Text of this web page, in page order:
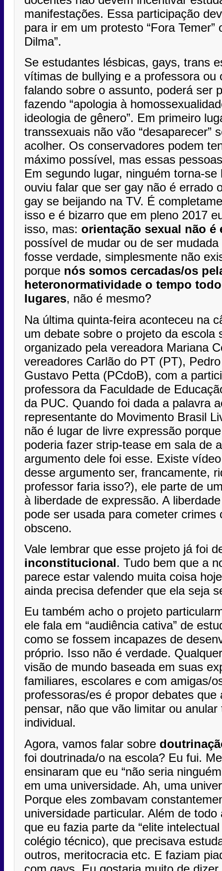
manifestações. Essa participação
para ir em um protesto “Fora Temer”
Dilma”.
Se estudantes lésbicas, gays, trans
vítimas de bullying e a professora ou
falando sobre o assunto, poderá ser
fazendo “apologia à
ideologia de gênero”. Em primeiro
transsexuais não vão “desaparecer”
acolher. Os conservadores podem
máximo possível, mas essas
Em segundo lugar, ninguém torna-
ouviu falar que ser gay não é errado
gay se beijando na TV. É
isso e é bizarro que em pleno 2017
isso, mas: orientação sexual não é
possível de mudar ou de ser
fosse verdade, simplesmente não
porque nós somos cercadas/os
heteronormatividade o tempo
lugares, não é mesmo?
Na última quinta-feira aconteceu na
um debate sobre o projeto da escola
organizado pela vereadora Mariana
vereadores Carlão do PT (PT),
Gustavo Petta (PCdoB), com a
professora da Faculdade de
da PUC. Quando foi dada a palavra
representante do Movimento Brasil
não é lugar de livre expressão
poderia fazer strip-tease em sala de
argumento dele foi esse. Existe
desse argumento ser, francamente,
professor faria isso?), ele parte de
à liberdade de expressão. A
pode ser usada para cometer crimes
obsceno.
Vale lembrar que esse projeto já foi
inconstitucional. Tudo bem que a
parece estar valendo muita coisa
ainda precisa defender que ela seja
Eu também acho o projeto
ele fala em “audiência cativa” de
como se fossem incapazes de
próprio. Isso não é verdade.
visão de mundo baseada em suas
familiares, escolares e com amigas/
professoras/es é propor debates
pensar, não que vão limitar ou
individual.
Agora, vamos falar sobre
foi doutrinada/o na escola? Eu fui.
ensinaram que eu “não seria
em uma universidade. Ah, uma
Porque eles zombavam
universidade particular. Além de
que eu fazia parte da “elite
colégio técnico), que precisava
outros, meritocracia etc. E faziam